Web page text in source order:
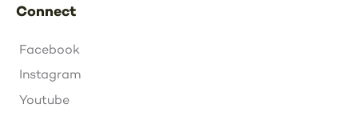
Connect
Facebook
Instagram
Youtube